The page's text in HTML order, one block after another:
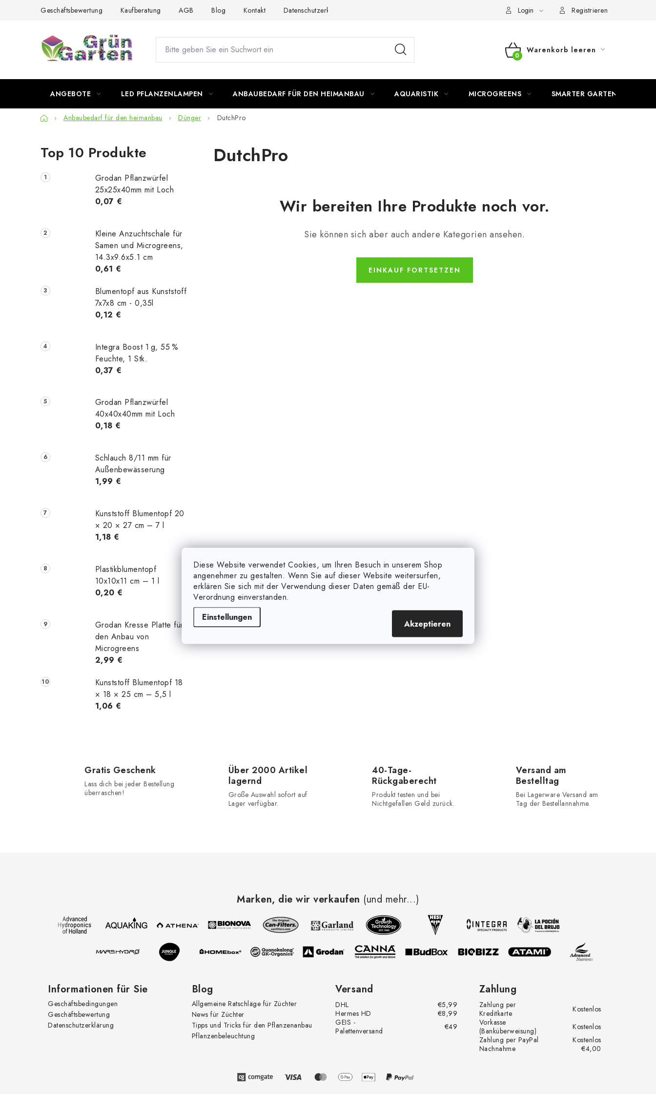
Diese Website verwendet Cookies, um Ihren Besuch in unserem Shop
angenehmer zu gestalten. Wenn Sie auf dieser Website weitersurfen,
erklären Sie sich mit der Verwendung dieser Daten gemäß der EU-
Verordnung einverstanden.
Einstellungen
Akzeptieren
Geschäftsbewertung Kaufberatung AGB Blog Kontakt Datenschutzerklärung Login Registrieren
WARENKORB
Warenkorb leeren
ANGEBOTE LED PFLANZENLAMPEN ANBAUBEDARF FÜR DEN HEIMANBAU AQUARISTIK MICROGREENS SMARTER GARTEN
StartseiteAnbaubedarf für den heimanbau Dünger DutchPro
e
i
n
i
e
Top 10 Produkte
Grodan Pflanzwürfel
25x25x40mm mit Loch
0,07 €
Kleine Anzuchtschale für
Samen und Microgreens,
14.3x9.6x5.1 cm
0,61 €
Blumentopf aus Kunststoff
7x7x8 cm - 0,35l
0,12 €
Integra Boost 1 g, 55 %
Feuchte, 1 Stk.
0,37 €
Grodan Pflanzwürfel
40x40x40mm mit Loch
0,18 €
Schlauch 8/11 mm für
Außenbewässerung
1,99 €
Kunststoff Blumentopf 20
× 20 × 27 cm – 7 l
1,18 €
Plastikblumentopf
10x10x11 cm – 1 l
0,20 €
Grodan Kresse Platte für
den Anbau von
Microgreens
2,99 €
Kunststoff Blumentopf 18
× 18 × 25 cm – 5,5 l
1,06 €
DutchPro
Wir bereiten Ihre Produkte noch vor.
Sie können sich aber auch andere Kategorien ansehen.
EINKAUF FORTSETZEN
Gratis Geschenk
Lass dich bei jeder Bestellung
überraschen!
Über 2000 Artikel
lagernd
Große Auswahl sofort auf
Lager verfügbar.
40-Tage-
Rückgaberecht
Produkt testen und bei
Nichtgefallen Geld zurück.
Versand am
Bestelltag
Bei Lagerware Versand am
Tag der Bestellannahme.
Marken, die wir verkaufen (und mehr...)
Informationen für Sie
Geschäftsbedingungen
Geschäftsbewertung
Datenschutzerklärung
Blog
Allgemeine Ratschläge für Züchter
News für Züchter
Tipps und Tricks für den Pflanzenanbau
Pflanzenbeleuchtung
Versand
DHL
€5,99
Hermes HD
€8,99
GEIS -
Palettenversand
€49
Zahlung
Zahlung per
Kreditkarte
Kostenlos
Vorkasse
(Banküberweisung)
Kostenlos
Zahlung per PayPal
Kostenlos
Nachnahme
€4,00